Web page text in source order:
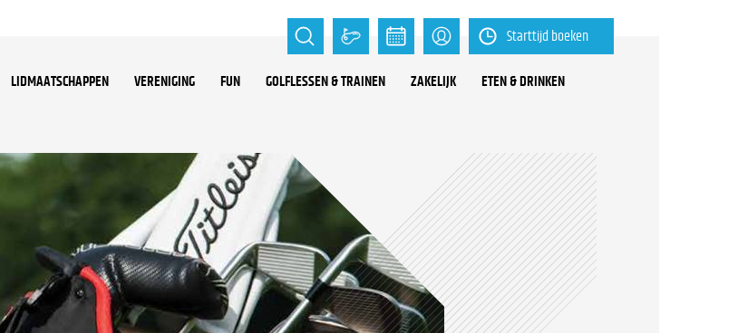
Starttijd boeken
LIDMAATSCHAPPEN VERENIGING FUN GOLFLESSEN & TRAINEN ZAKELIJK ETEN & DRINKEN